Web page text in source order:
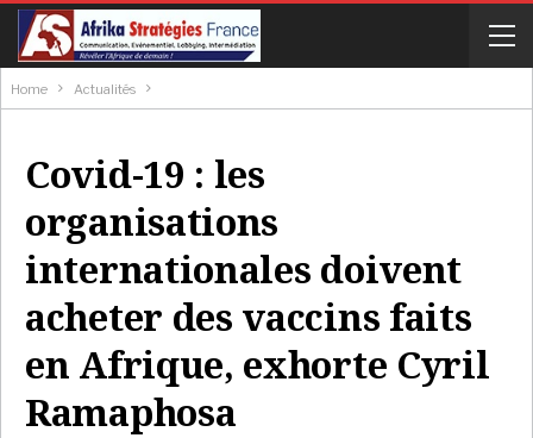
Home Actualités
Covid-19 : les
organisations
internationales doivent
acheter des vaccins faits
en Afrique, exhorte Cyril
Ramaphosa